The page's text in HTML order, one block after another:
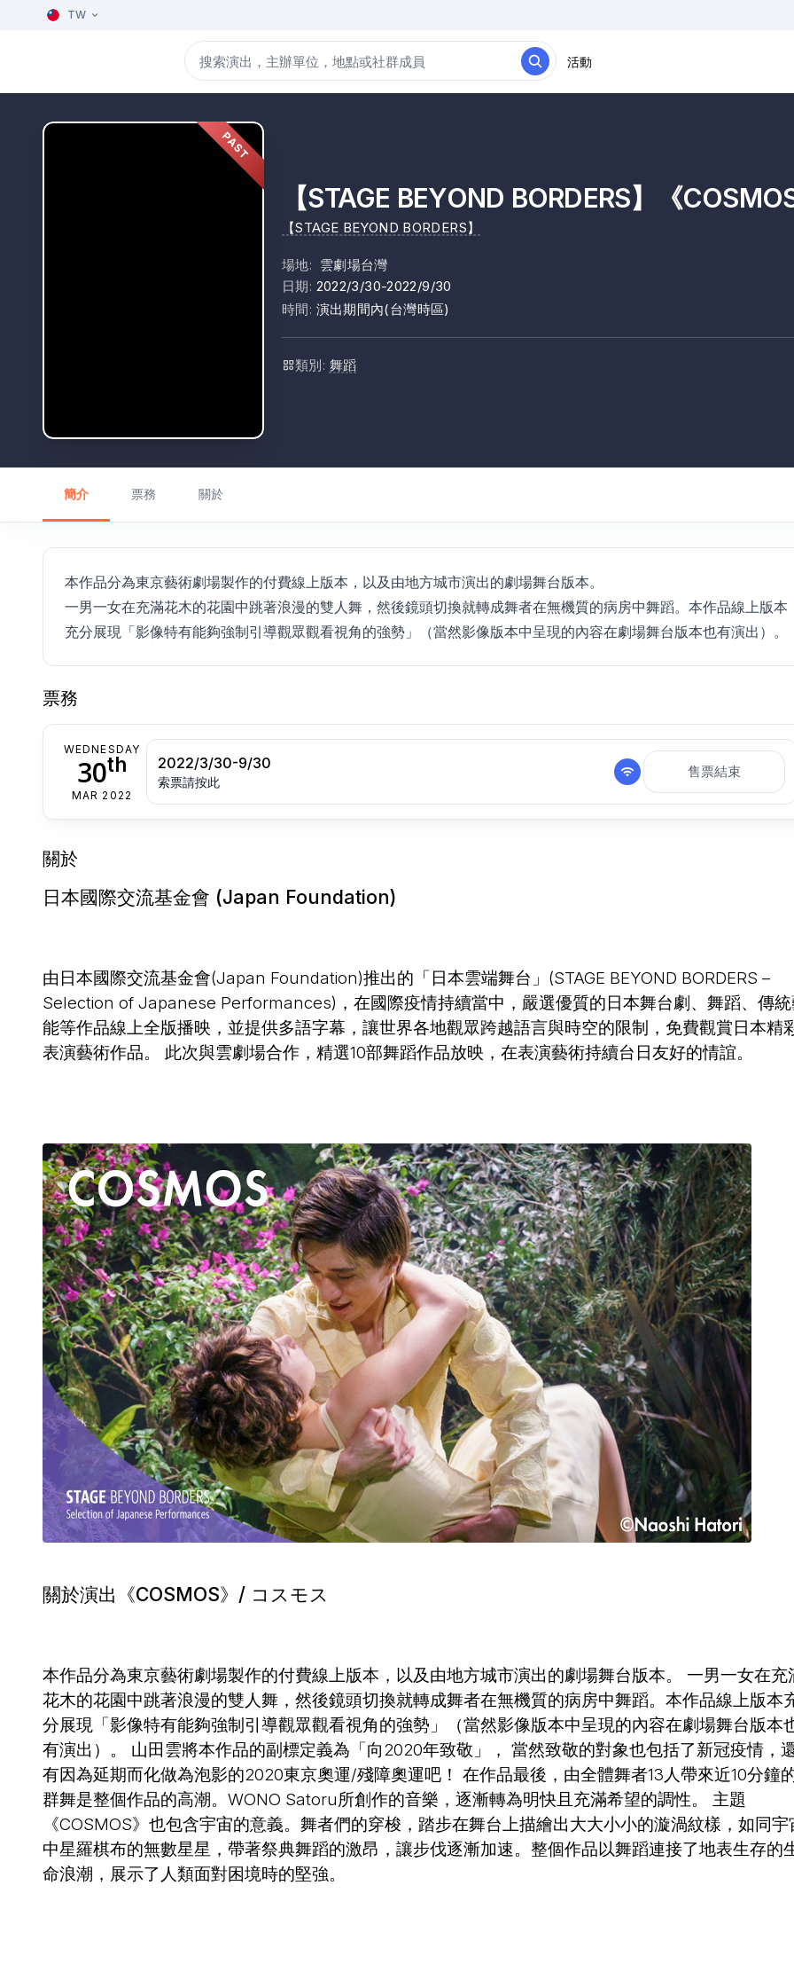
TW
活動
PAST
【STAGE BEYOND BORDERS】《
【STAGE BEYOND BORDERS】
場地: 雲劇場台灣
日期: 2022/3/30-2022/9/30
時間: 演出期間內(台灣時區)
類別: 舞蹈
簡介 票務 關於
本作品分為東京藝術劇場製作的付費線上版本，以及由地方城市演出的劇場舞台版本。
一男一女在充滿花木的花園中跳著浪漫的雙人舞，然後鏡頭切換就轉成舞者在無機質的病房中舞蹈。本作品線上版本
充分展現「影像特有能夠強制引導觀眾觀看視角的強勢」（當然影像版本中呈現的內容在劇場舞台版本也有演出）。
票務
WEDNESDAY
30th
MAR 2022
2022/3/30-9/30
索票請按此
售票結束
關於
日本國際交流基金會 (Japan Foundation)
由日本國際交流基金會(Japan Foundation)推出的「日本雲端舞台」(STAGE BEYOND BORDERS –
Selection of Japanese Performances)，在國際疫情持續當中，嚴選優質的日本舞台劇、舞蹈、傳
能等作品線上全版播映，並提供多語字幕，讓世界各地觀眾跨越語言與時空的限制，免費觀賞日本精
表演藝術作品。 此次與雲劇場合作，精選10部舞蹈作品放映，在表演藝術持續台日友好的情誼。
關於演出《COSMOS》/ コスモス
本作品分為東京藝術劇場製作的付費線上版本，以及由地方城市演出的劇場舞台版本。 一男一女在充
花木的花園中跳著浪漫的雙人舞，然後鏡頭切換就轉成舞者在無機質的病房中舞蹈。本作品線上版本
分展現「影像特有能夠強制引導觀眾觀看視角的強勢」（當然影像版本中呈現的內容在劇場舞台版本
有演出）。 山田雲將本作品的副標定義為「向2020年致敬」， 當然致敬的對象也包括了新冠疫情，
有因為延期而化做為泡影的2020東京奧運/殘障奧運吧！ 在作品最後，由全體舞者13人帶來近10分鐘
群舞是整個作品的高潮。WONO Satoru所創作的音樂，逐漸轉為明快且充滿希望的調性。 主題
《COSMOS》也包含宇宙的意義。舞者們的穿梭，踏步在舞台上描繪出大大小小的漩渦紋樣，如同宇
中星羅棋布的無數星星，帶著祭典舞蹈的激昂，讓步伐逐漸加速。整個作品以舞蹈連接了地表生存的
命浪潮，展示了人類面對困境時的堅強。